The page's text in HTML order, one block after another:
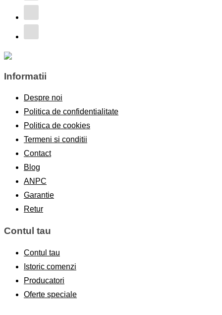
Informatii
Despre noi
Politica de confidentialitate
Politica de cookies
Termeni si conditii
Contact
Blog
ANPC
Garantie
Retur
Contul tau
Contul tau
Istoric comenzi
Producatori
Oferte speciale